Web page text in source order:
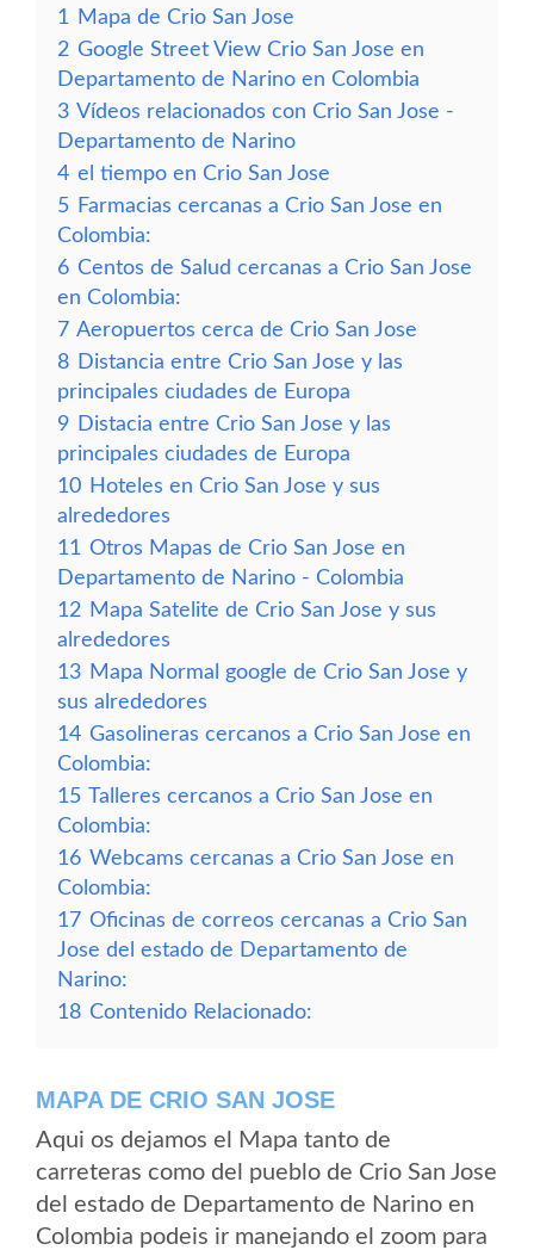
1
Mapa de Crio San Jose
2 Google Street View Crio San Jose en
Departamento de Narino en Colombia
3 Vídeos relacionados con Crio San Jose -
Departamento de Narino
4 el tiempo en Crio San Jose
5 Farmacias cercanas a Crio San Jose en
Colombia:
6 Centos de Salud cercanas a Crio San Jose
en Colombia:
7 Aeropuertos cerca de Crio San Jose
8 Distancia entre Crio San Jose y las
principales ciudades de Europa
9 Distacia entre Crio San Jose y las
principales ciudades de Europa
10 Hoteles en Crio San Jose y sus
alrededores
11 Otros Mapas de Crio San Jose en
Departamento de Narino - Colombia
12 Mapa Satelite de Crio San Jose y sus
alrededores
13 Mapa Normal google de Crio San Jose y
sus alrededores
14 Gasolineras cercanos a Crio San Jose en
Colombia:
15 Talleres cercanos a Crio San Jose en
Colombia:
16 Webcams cercanas a Crio San Jose en
Colombia:
17 Oficinas de correos cercanas a Crio San
Jose del estado de Departamento de
Narino:
18 Contenido Relacionado:
MAPA DE CRIO SAN JOSE
Aqui os dejamos el Mapa tanto de
carreteras como del pueblo de Crio San Jose
del estado de Departamento de Narino en
Colombia podeis ir manejando el zoom para